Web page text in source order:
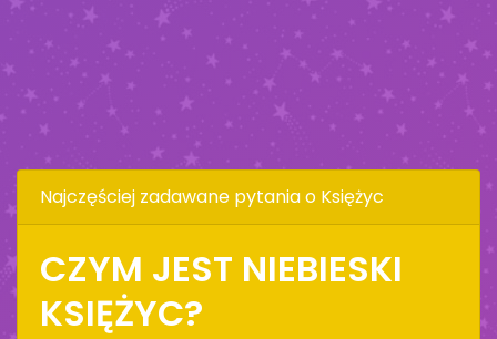
Najczęściej zadawane pytania o Księżyc
CZYM JEST NIEBIESKI
KSIĘŻYC?